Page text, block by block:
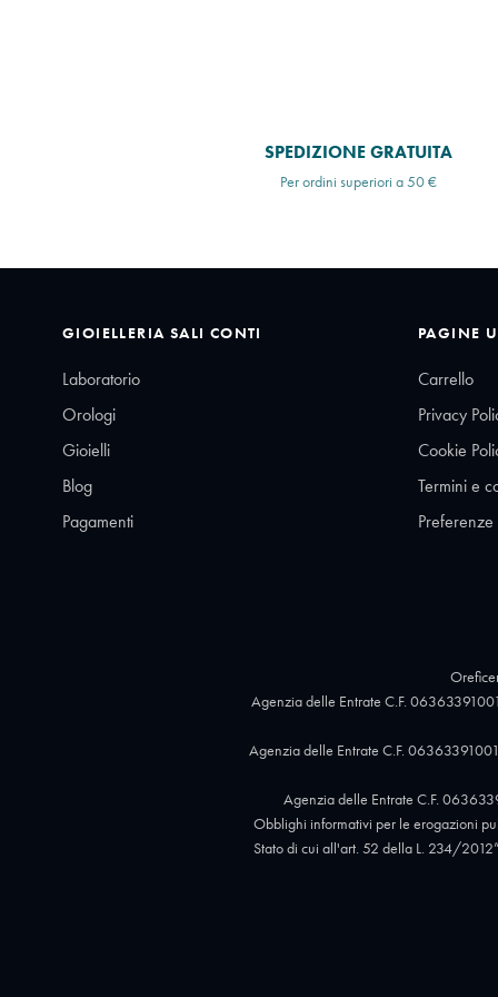
SPEDIZIONE GRATUITA
Per ordini superiori a 50 €
GIOIELLERIA SALI CONTI
Laboratorio
Orologi
Gioielli
Blog
Pagamenti
PAGINE
Carrello
Privacy
Cookie
Termini e
Agenzia delle Entrate C.F.
Agenzia delle Entrate C.F.
Agenzia delle Entrate C.F.
Obblighi informativi per le erogazioni
Stato di cui all'art. 52 della L. 234/